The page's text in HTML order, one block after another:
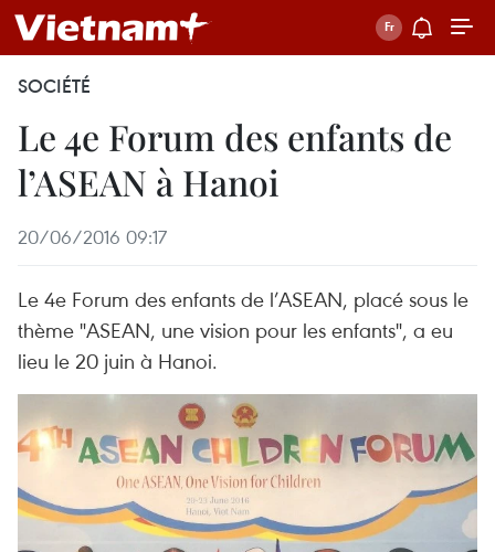
SOCIÉTÉ
Le 4e Forum des enfants de
l’ASEAN à Hanoi
20/06/2016 09:17
Le 4e Forum des enfants de l’ASEAN, placé sous le
thème "ASEAN, une vision pour les enfants", ​a eu
lieu le 20 juin à Hanoi.